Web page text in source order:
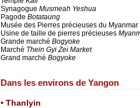
Synagogue Musmeah Yeshua
Pagode Botataung
Musée des Pierres précieuses du Myanmar
Usine de taille de pierres précieuses
Grande marché Bogyoke
Marché Thein Gyi Zei Market
Grand marché Bogyoke
Dans les environs de Yangon
Thanlyin